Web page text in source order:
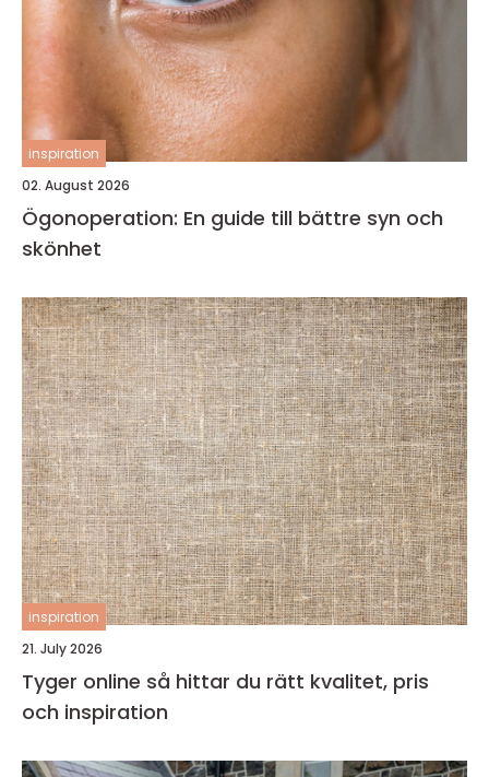
inspiration
02. August 2026
Ögonoperation: En guide till bättre syn och
skönhet
inspiration
21. July 2026
Tyger online så hittar du rätt kvalitet, pris
och inspiration